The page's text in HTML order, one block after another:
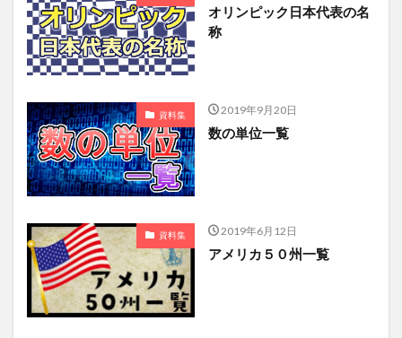
オリンピック日本代表の名
称
資料集 2019年9月20日
数の単位一覧
資料集 2019年6月12日
アメリカ５０州一覧